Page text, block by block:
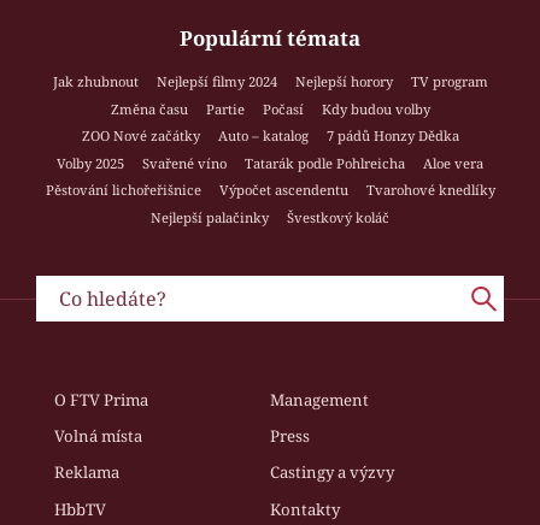
Populární témata
Jak zhubnout Nejlepší filmy 2024 Nejlepší horory
TV program
Změna času
Partie Počasí
Kdy budou volby
ZOO Nové začátky
Auto – katalog
7 pádů Honzy Dědka
Volby 2025
Svařené víno Tatarák podle Pohlreicha
Aloe vera
Pěstování lichořeřišnice
Výpočet ascendentu
Tvarohové knedlíky
Nejlepší palačinky
Švestkový koláč
O FTV Prima
Management
Volná místa
Press
Reklama
Castingy a výzvy
HbbTV
Kontakty